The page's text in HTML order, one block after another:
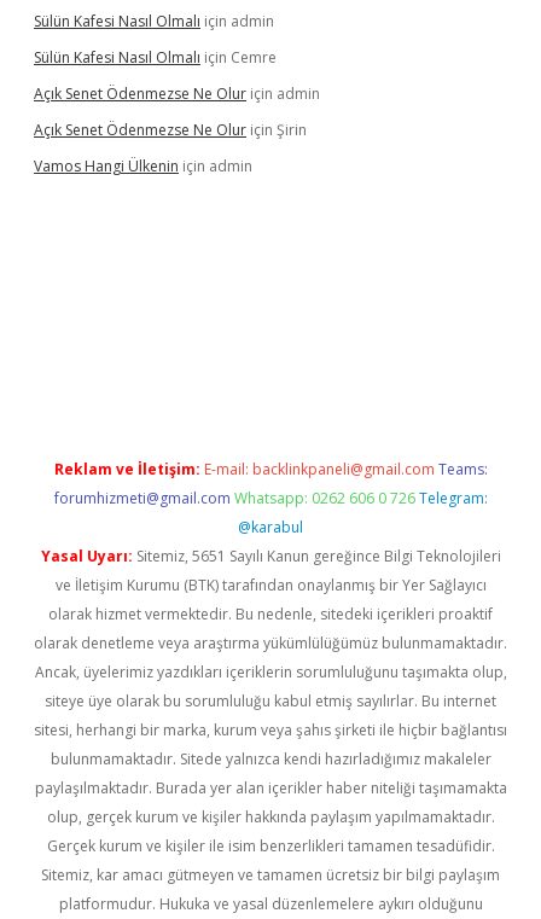
Sülün Kafesi Nasıl Olmalı için admin
Sülün Kafesi Nasıl Olmalı için Cemre
Açık Senet Ödenmezse Ne Olur için admin
Açık Senet Ödenmezse Ne Olur için Şirin
Vamos Hangi Ülkenin için admin
Reklam ve İletişim: E-mail: backlinkpaneli@gmail.com Teams:
forumhizmeti@gmail.com Whatsapp: 0262 606 0 726 Telegram:
@karabul
Yasal Uyarı: Sitemiz, 5651 Sayılı Kanun gereğince Bilgi Teknolojileri
ve İletişim Kurumu (BTK) tarafından onaylanmış bir Yer Sağlayıcı
olarak hizmet vermektedir. Bu nedenle, sitedeki içerikleri proaktif
olarak denetleme veya araştırma yükümlülüğümüz bulunmamaktadır.
Ancak, üyelerimiz yazdıkları içeriklerin sorumluluğunu taşımakta olup,
siteye üye olarak bu sorumluluğu kabul etmiş sayılırlar. Bu internet
sitesi, herhangi bir marka, kurum veya şahıs şirketi ile hiçbir bağlantısı
bulunmamaktadır. Sitede yalnızca kendi hazırladığımız makaleler
paylaşılmaktadır. Burada yer alan içerikler haber niteliği taşımamakta
olup, gerçek kurum ve kişiler hakkında paylaşım yapılmamaktadır.
Gerçek kurum ve kişiler ile isim benzerlikleri tamamen tesadüfidir.
Sitemiz, kar amacı gütmeyen ve tamamen ücretsiz bir bilgi paylaşım
platformudur. Hukuka ve yasal düzenlemelere aykırı olduğunu